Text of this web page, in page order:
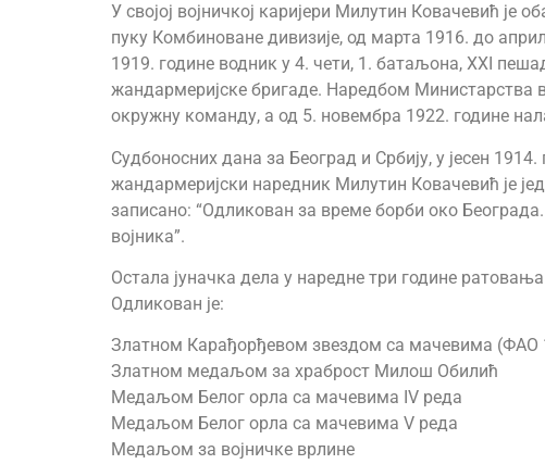
У својој војничкој каријери Милутин Ковачевић
пуку Комбиноване дивизије, од марта 1916. до
1919. године водник у 4. чети, 1. батаљона, XXI
жандармеријске бригаде. Наредбом Министарства
окружну команду, а од 5. новембра 1922. године
Судбоносних дана за Београд и Србију, у јесен
жандармеријски наредник Милутин Ковачевић је
записано: “Одликован за време борби око Београда.
војника”.
Остала јуначка дела у наредне три године
Одликован је:
Златном Карађорђевом звездом са мачевима (ФАО
Златном медаљом за храброст Милош Обилић
Медаљом Белог орла са мачевима IV реда
Медаљом Белог орла са мачевима V реда
Медаљом за војничке врлине